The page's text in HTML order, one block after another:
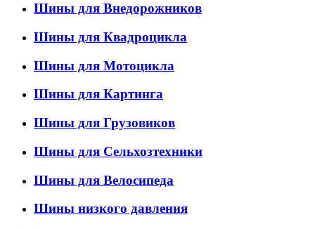
Шины для Внедорожников
Шины для Квадроцикла
Шины для Мотоцикла
Шины для Картинга
Шины для Грузовиков
Шины для Сельхозтехники
Шины для Велосипеда
Шины низкого давления